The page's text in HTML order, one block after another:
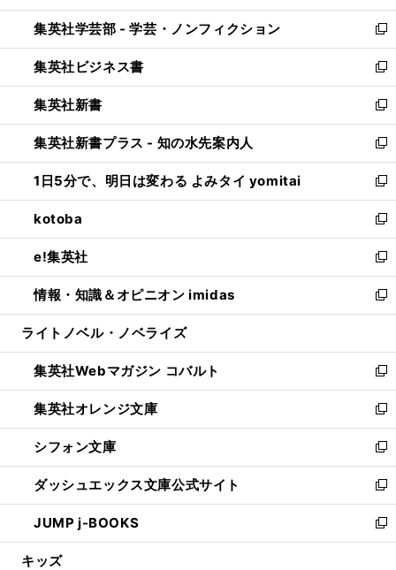
開
く
ウ
で
開
く
ン
ド
ウ
で
開
く
ウ
ィ
ン
ド
ウ
で
開
く
集英社学芸部 - 学芸・ノンフィクション
新
し
い
ウ
ィ
ン
ド
ウ
で
開
く
集英社ビジネス書
新
し
い
ウ
ィ
ン
ド
ウ
で
開
く
集英社新書
新
し
い
ウ
ィ
ン
ド
ウ
で
開
く
集英社新書プラス - 知の水先案内人
新
し
い
ウ
ィ
ン
ド
ウ
で
開
1日5分で、明日は変わる よみタイ yomitai
新
し
い
ウ
ィ
ン
ド
ウ
開
く
kotoba
新
し
い
ウ
ィ
ン
ウ
で
開
く
e!集英社
新
し
い
ウ
ン
ド
ウ
で
開
く
情報・知識＆オピニオン imidas
新
し
ウ
ィ
ン
ド
ウ
で
開
く
ライトノベル・ノベライズ
集英社Webマガジン コバルト
新
し
い
ウ
ィ
ン
ド
ウ
で
開
集英社オレンジ文庫
新
し
い
ウ
ィ
ン
ド
ウ
シフォン文庫
新
し
い
ウ
ィ
ン
ダッシュエックス文庫公式サイト
新
し
い
ウ
JUMP j-BOOKS
新
し
キッズ